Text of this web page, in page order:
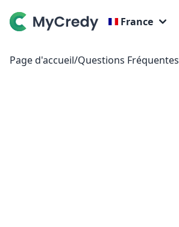
France
Page d'accueil/Questions Fréquentes